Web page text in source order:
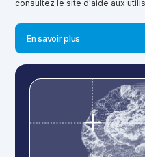
consultez le site d'aide aux
En savoir plus